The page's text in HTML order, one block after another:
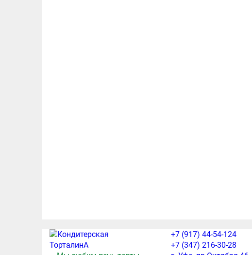
+7 (917) 44-54-124
+7 (347) 216-30-28